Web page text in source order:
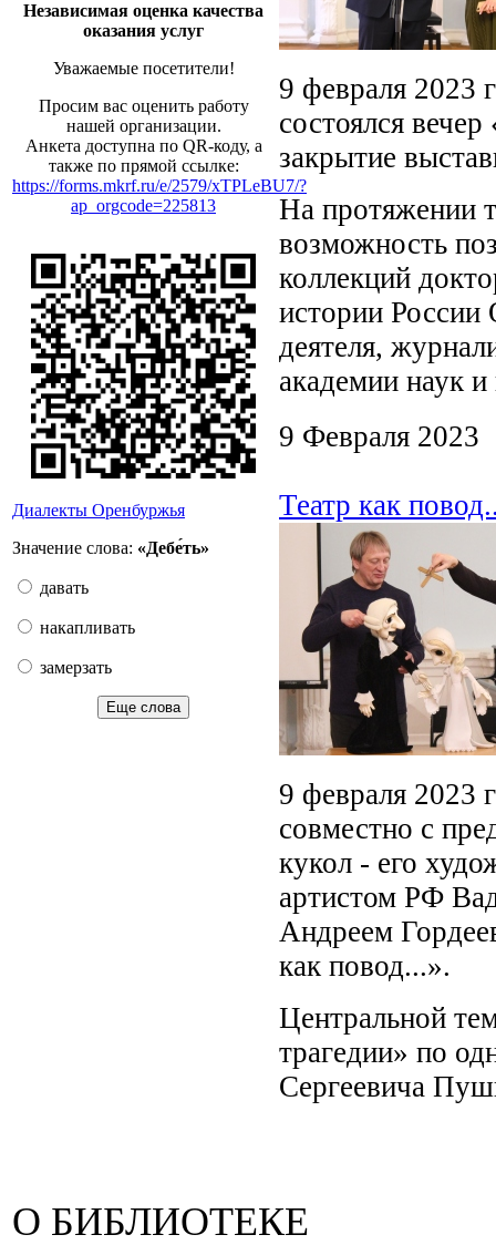
Независимая оценка качества
оказания услуг
Уважаемые посетители!
Просим вас оценить работу
нашей организации.
Анкета доступна по QR-коду, а
также по прямой ссылке:
https://forms.mkrf.ru/e/2579/xTPLeBU7/?
ap_orgcode=225813
Диалекты Оренбуржья
Значение слова: «Дебе́ть»
давать
накапливать
замерзать
Еще слова
9 февраля 2023
состоялся
закрытие
На протяжении
возможность
коллекций
истории
деятеля,
академии наук
9 Февраля 2023
Театр как
9 февраля 2023
совместно с
кукол - его
артистом РФ
Андреем
как повод...».
Центральной
трагедии» по
Сергеевича
О БИБЛИОТЕКЕ